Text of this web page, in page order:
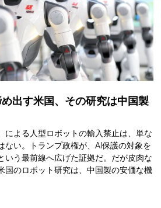
出す米国、その研究は中国製
による人型ロボットの輸入禁止は、単な
ない。トランプ政権が、AI保護の対象を
いう最前線へ広げた証拠だ。だが皮肉な
国のロボット研究は、中国製の安価な機